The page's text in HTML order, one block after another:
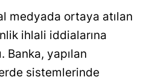
Antalya
Artvin
medyada ortaya atılan
ihlali iddialarına
Banka, yapılan
sistemlerinde